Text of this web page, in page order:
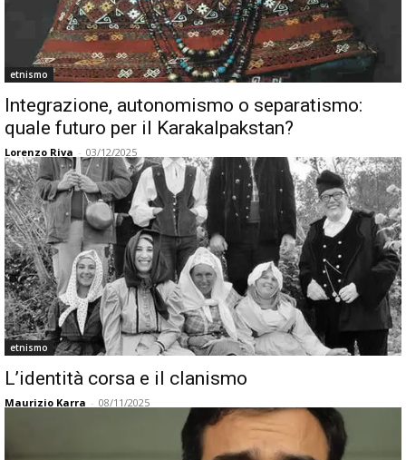
etnismo
Integrazione, autonomismo o separatismo:
quale futuro per il Karakalpakstan?
Lorenzo Riva - 03/12/2025
etnismo
L’identità corsa e il clanismo
Maurizio Karra - 08/11/2025